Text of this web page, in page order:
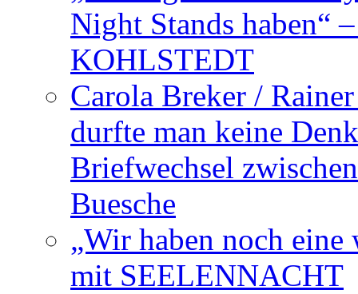
Night Stands haben“
KOHLSTEDT
Carola Breker /
durfte man keine
Briefwechsel
Buesche
„Wir haben noch
mit SEELENNACHT